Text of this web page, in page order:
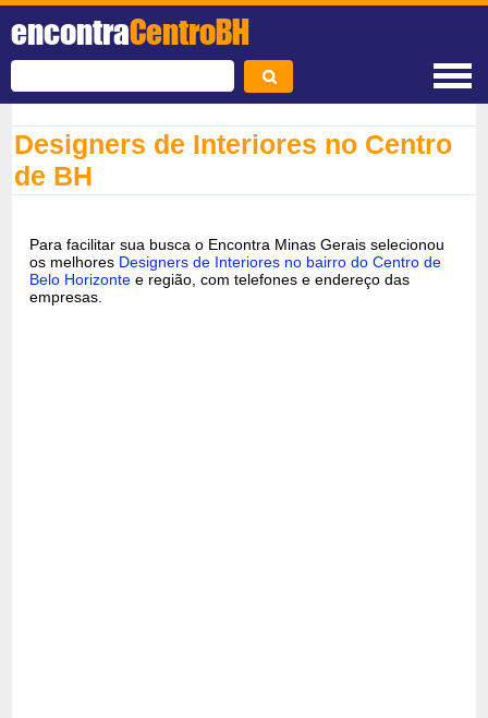
encontraCentroBH
Designers de Interiores no Centro
de BH
Para facilitar sua busca o Encontra Minas Gerais selecionou
os melhores Designers de Interiores no bairro do Centro de
Belo Horizonte e região, com telefones e endereço das
empresas.